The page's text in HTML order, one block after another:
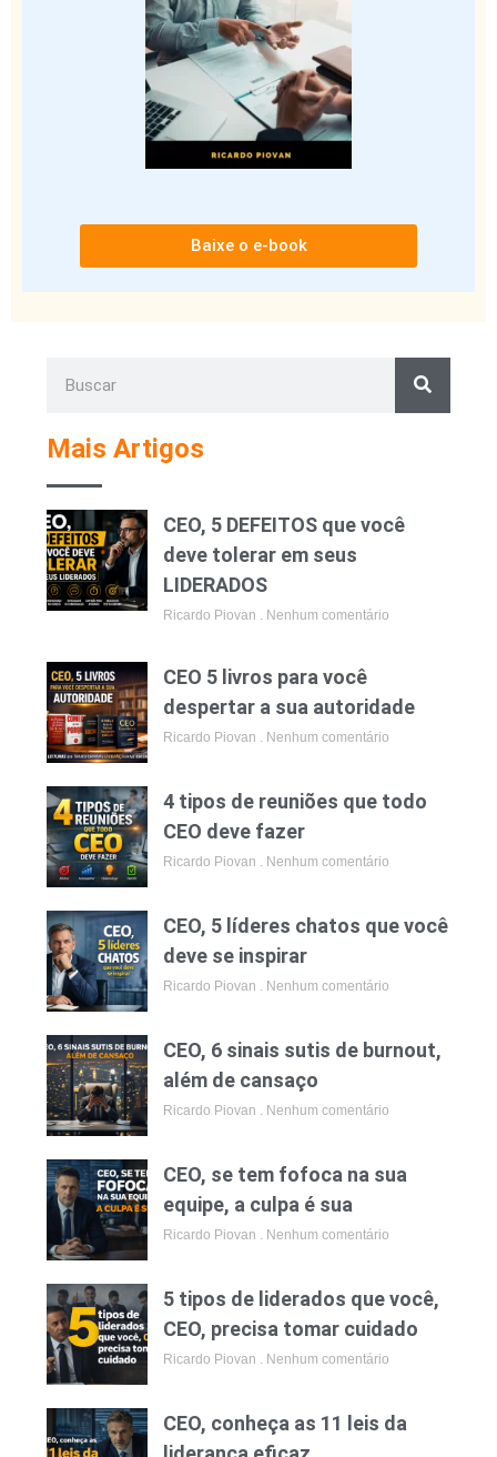
Baixe o e-book
Mais Artigos
CEO, 5 DEFEITOS que você
deve tolerar em seus
LIDERADOS
Ricardo Piovan Nenhum comentário
CEO 5 livros para você
despertar a sua autoridade
Ricardo Piovan Nenhum comentário
4 tipos de reuniões que todo
CEO deve fazer
Ricardo Piovan Nenhum comentário
CEO, 5 líderes chatos que você
deve se inspirar
Ricardo Piovan Nenhum comentário
CEO, 6 sinais sutis de burnout,
além de cansaço
Ricardo Piovan Nenhum comentário
CEO, se tem fofoca na sua
equipe, a culpa é sua
Ricardo Piovan Nenhum comentário
5 tipos de liderados que você,
CEO, precisa tomar cuidado
Ricardo Piovan Nenhum comentário
CEO, conheça as 11 leis da